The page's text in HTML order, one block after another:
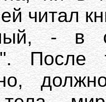
читал
- в
После